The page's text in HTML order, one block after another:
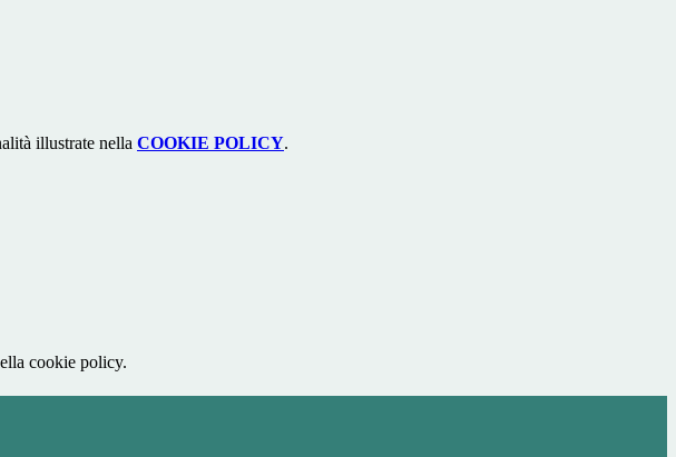
illustrate nella COOKIE POLICY.
cookie policy.